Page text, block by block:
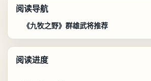
阅读导航
《九牧之野》群雄武将推荐
阅读进度